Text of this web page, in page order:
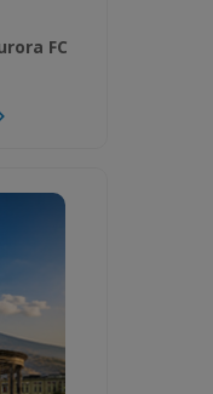
FC